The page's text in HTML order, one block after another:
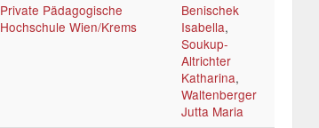
Private Pädagogische
Hochschule Wien/Krems
Benischek
Isabella,
Soukup-
Altrichter
Katharina,
Waltenberger
Jutta Maria